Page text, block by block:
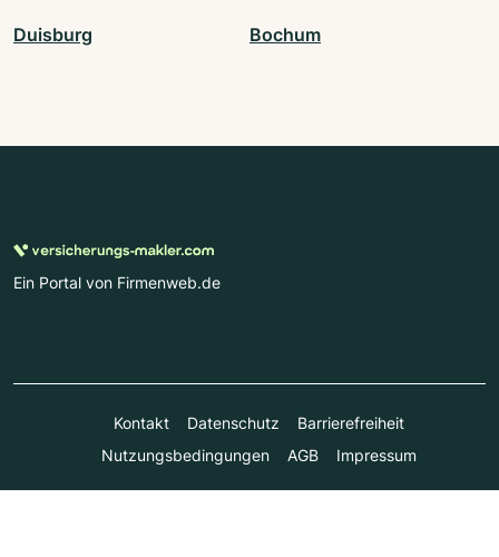
Duisburg Bochum
Ein Portal von Firmenweb.de
Kontakt Datenschutz
Barrierefreiheit
Nutzungsbedingungen
AGB Impressum